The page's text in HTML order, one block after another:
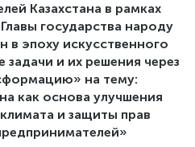
чистого листа"
по защите
Центра
и Бизнес-
Казахстана в рамках
государства народу
в эпоху искусственного
задачи и их решения через
на тему:
как основа улучшения
и защиты прав